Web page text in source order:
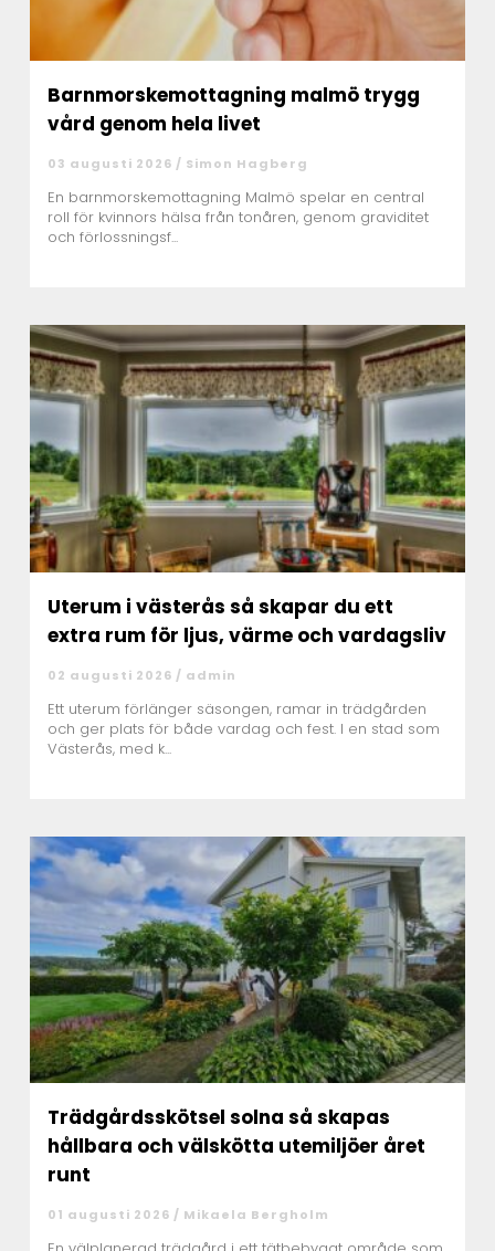
Barnmorskemottagning malmö trygg
vård genom hela livet
03 augusti 2026 / Simon Hagberg
En barnmorskemottagning Malmö spelar en central
roll för kvinnors hälsa från tonåren, genom graviditet
och förlossningsf...
Uterum i västerås så skapar du ett
extra rum för ljus, värme och vardagsliv
02 augusti 2026 / admin
Ett uterum förlänger säsongen, ramar in trädgården
och ger plats för både vardag och fest. I en stad som
Västerås, med k...
Trädgårdsskötsel solna så skapas
hållbara och välskötta utemiljöer året
runt
01 augusti 2026 / Mikaela Bergholm